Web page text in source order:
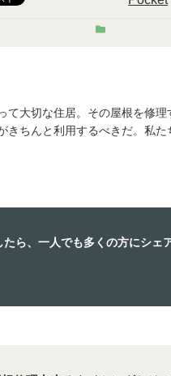
て大切な住居。その屋根を修
きちんと利用するべきだ。私
ら、一人でも多くの方にシェ